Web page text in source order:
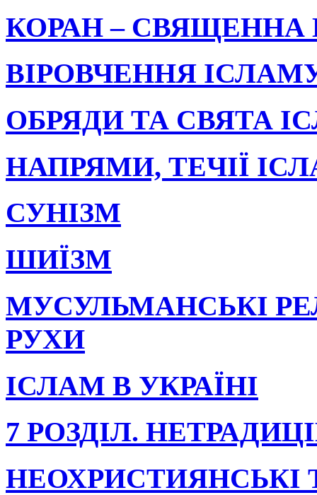
КОРАН –
ВІРОВЧЕННЯ
ОБРЯДИ ТА СВЯТА
НАПРЯМИ, ТЕЧІЇ
СУНІЗМ
ШИЇЗМ
МУСУЛЬМАНСЬКІ
РУХИ
ІСЛАМ В УКРАЇНІ
7 РОЗДІЛ.
НЕОХРИСТИЯНСЬКІ